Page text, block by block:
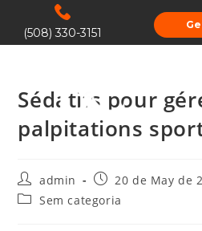
(508) 330-3151
Sédatifs pour
palpitations
admin
20 de May de
Sem categoria